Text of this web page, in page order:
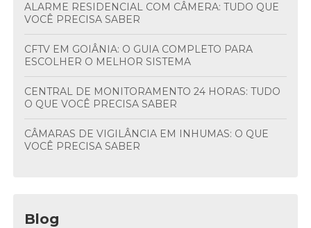
ALARME RESIDENCIAL COM CÂMERA: TUDO QUE
VOCÊ PRECISA SABER
CFTV EM GOIÂNIA: O GUIA COMPLETO PARA
ESCOLHER O MELHOR SISTEMA
CENTRAL DE MONITORAMENTO 24 HORAS: TUDO
O QUE VOCÊ PRECISA SABER
CÂMARAS DE VIGILÂNCIA EM INHUMAS: O QUE
VOCÊ PRECISA SABER
Blog